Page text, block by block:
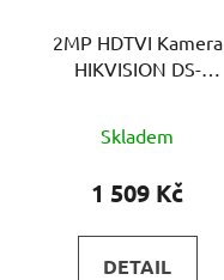
2MP HDTVI Kamera
HIKVISION DS-
Skladem
1 509 Kč
DETAIL